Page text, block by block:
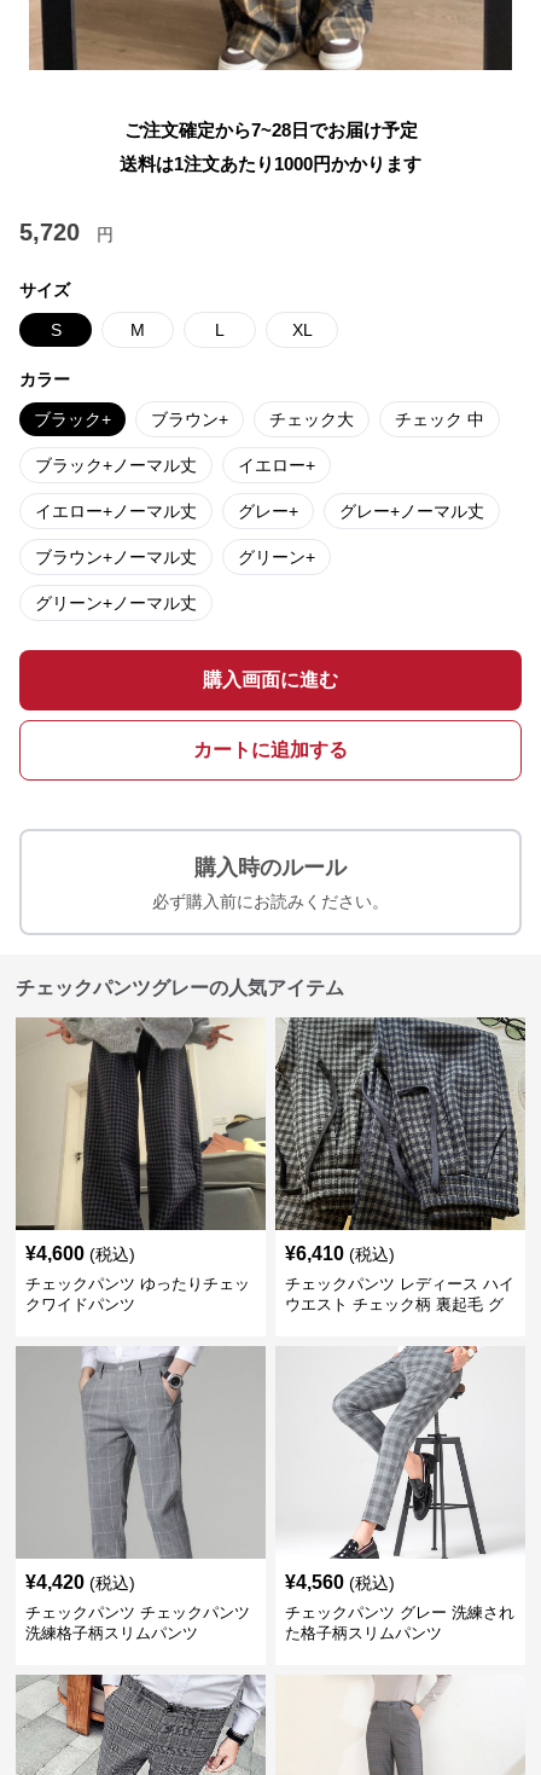
ご注文確定から7~28日でお届け予定
送料は1注文あたり 1000円かかります
5,720 円
サイズ
S M L XL
カラー
ブラック+ ブラウン+ チェック大 チェック 中
ブラック+ノーマル丈 イエロー+
イエロー+ノーマル丈 グレー+ グレー+ノーマル丈
ブラウン+ノーマル丈 グリーン+
グリーン+ノーマル丈
購入画面に進む
カートに追加する
購入時のルール
必ず購入前にお読みください。
チェックパンツグレーの人気アイテム
¥4,600 (税込)
チェックパンツ ゆったりチェッ
クワイドパンツ
¥6,410 (税込)
チェックパンツ レディース ハイ
ウエスト チェック柄 裏起毛 グ
¥4,420 (税込)
チェックパンツ チェックパンツ
洗練格子柄スリムパンツ
¥4,560 (税込)
チェックパンツ グレー 洗練され
た格子柄スリムパンツ